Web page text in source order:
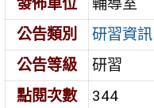
公告類別
研習資訊
公告等級
研習
點閱次數
344